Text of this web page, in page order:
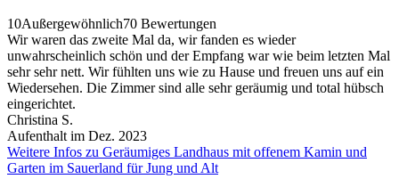
10Außergewöhnlich70 Bewertungen
Wir waren das zweite Mal da, wir fanden es wieder
unwahrscheinlich schön und der Empfang war wie beim letzten Mal
sehr sehr nett. Wir fühlten uns wie zu Hause und freuen uns auf ein
Wiedersehen. Die Zimmer sind alle sehr geräumig und total hübsch
eingerichtet.
Christina S.
Aufenthalt im Dez. 2023
Weitere Infos zu Geräumiges Landhaus mit offenem Kamin und
Garten im Sauerland für Jung und Alt